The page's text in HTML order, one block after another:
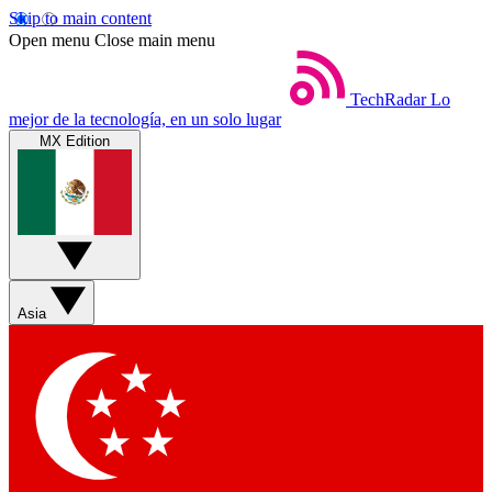
Skip to main content
Open menu Close main menu
TechRadar Lo
mejor de la tecnología, en un solo lugar
MX Edition
Asia